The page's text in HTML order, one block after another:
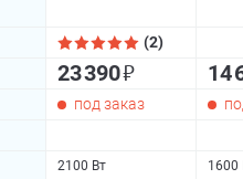
(2)
23 390₽ 14
под заказ
2100 Вт
1600